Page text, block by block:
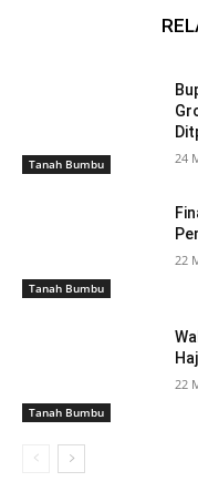
Tanah Bumbu 24
Tanah Bumbu
22
Tanah Bumbu
22